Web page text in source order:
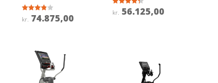
Vurderet
3.9
kr. 74.875,00
Vurderet
4.3
kr. 56.125,00